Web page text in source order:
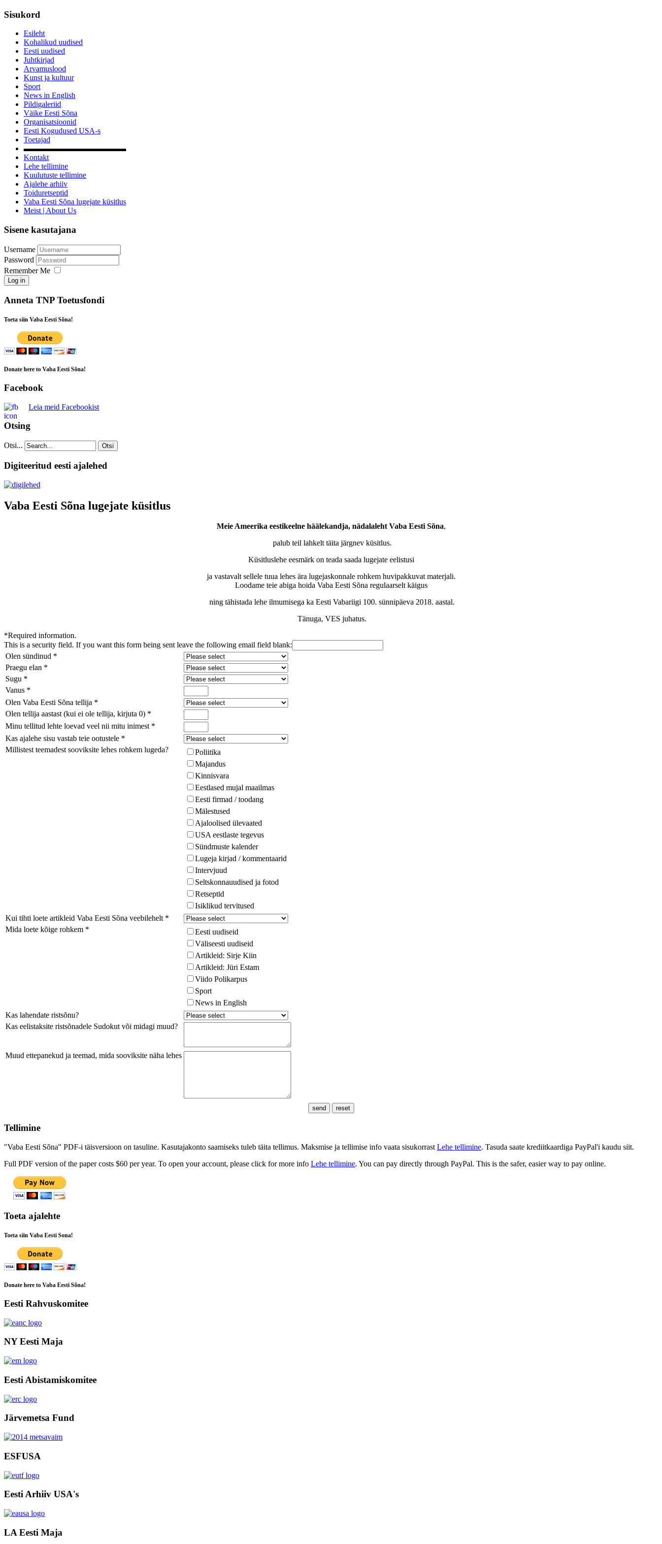
Sisukord
Esileht
Kohalikud uudised
Eesti uudised
Juhtkirjad
Arvamuslood
Kunst ja kultuur
Sport
News in English
Pildigaleriid
Väike Eesti Sõna
Organisatsioonid
Eesti Kogudused USA-s
Toetajad
▬▬▬▬▬▬▬▬▬▬▬▬▬
Kontakt
Lehe tellimine
Kuulutuste tellimine
Ajalehe arhiiv
Toiduretseptid
Vaba Eesti Sõna lugejate küsitlus
Meist | About Us
Sisene kasutajana
Username
Password
Remember Me
Log in
Anneta TNP Toetusfondi
Toeta siin Vaba Eesti Sõna!
Donate here to Vaba Eesti Sõna!
Facebook
Leia meid Facebookist
Otsing
Otsi... Otsi
Digiteeritud eesti ajalehed
Vaba Eesti Sõna lugejate küsitlus
Meie Ameerika eestikeelne häälekandja, nädalaleht Vaba Eesti Sõna,
palub teil lahkelt täita järgnev küsitlus.
Küsitluslehe eesmärk on teada saada lugejate eelistusi
ja vastavalt sellele tuua lehes ära lugejaskonnale rohkem huvipakkuvat materjali.
Loodame teie abiga hoida Vaba Eesti Sõna regulaarselt käigus
ning tähistada lehe ilmumisega ka Eesti Vabariigi 100. sünnipäeva 2018. aastal.
Tänuga, VES juhatus.
*Required information.
This is a security field. If you want this form being sent leave the following email field blank:
Olen sündinud *
Praegu elan *
Sugu *
Vanus *
Olen Vaba Eesti Sõna tellija *
Olen tellija aastast (kui ei ole tellija, kirjuta 0) *
Minu tellitud lehte loevad veel nii mitu inimest *
Kas ajalehe sisu vastab teie ootustele *
Millistest teemadest sooviksite lehes rohkem lugeda?
Poliitika
Majandus
Kinnisvara
Eestlased mujal maailmas
Eesti firmad / toodang
Mälestused
Ajaloolised ülevaated
USA eestlaste tegevus
Sündmuste kalender
Lugeja kirjad / kommentaarid
Intervjuud
Seltskonnauudised ja fotod
Retseptid
Isiklikud tervitused
Kui tihti loete artikleid Vaba Eesti Sõna veebilehelt *
Mida loete kõige rohkem *
Eesti uudiseid
Väliseesti uudiseid
Artikleid: Sirje Kiin
Artikleid: Jüri Estam
Viido Polikarpus
Sport
News in English
Kas lahendate ristsõnu?
Kas eelistaksite ristsõnadele Sudokut või midagi muud?
Muud ettepanekud ja teemad, mida sooviksite näha lehes
Tellimine
"Vaba Eesti Sõna" PDF-i täisversioon on tasuline. Kasutajakonto saamiseks tuleb täita tellimus. Maksmise ja tellimise info vaata sisukorrast Lehe tellimine. Tasuda saate krediitkaardiga PayPal'i kaudu siit.
Full PDF version of the paper costs $60 per year. To open your account, please click for more info Lehe tellimine. You can pay directly through PayPal. This is the safer, easier way to pay online.
Toeta ajalehte
Toeta siin Vaba Eesti Sona!
Donate here to Vaba Eesti Sõna!
Eesti Rahvuskomitee
NY Eesti Maja
Eesti Abistamiskomitee
Järvemetsa Fund
ESFUSA
Eesti Arhiiv USA's
LA Eesti Maja